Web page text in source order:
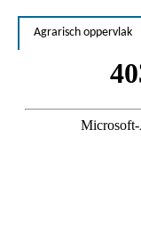
Agrarisch oppervlak